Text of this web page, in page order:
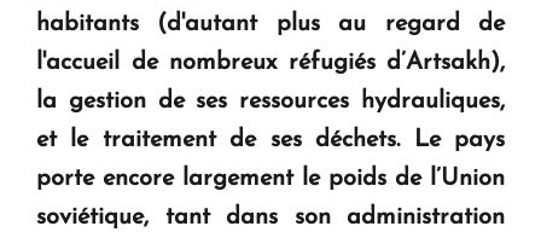
habitants (d'autant plus au regard de
l'accueil de nombreux réfugiés d’Artsakh),
la gestion de ses ressources hydrauliques,
et le traitement de ses déchets. Le pays
porte encore largement le poids de l’Union
soviétique, tant dans son administration